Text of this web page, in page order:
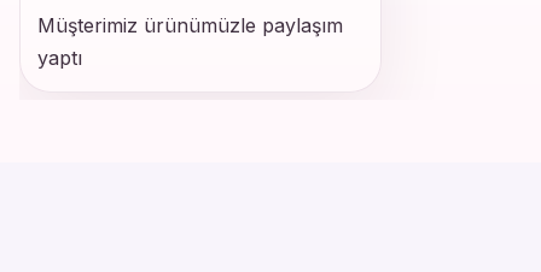
Müşterimiz ürünümüzle paylaşım
yaptı